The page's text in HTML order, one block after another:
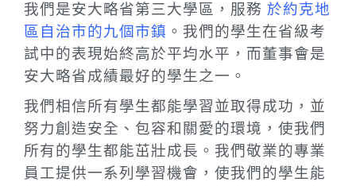
我們是安大略省第三大學區，服務 於約克地
區自治市的九個市鎮 。我們的學生在省級考
試中的表現始終高於平均水平，而董事會是
安大略省成績最好的學生之一。
我們相信所有學生都能學習並取得成功，並
努力創造安全、包容和關愛的環境，使我們
所有的學生都能茁壯成長。我們敬業的專業
員工提供一系列學習機會，使我們的學生能